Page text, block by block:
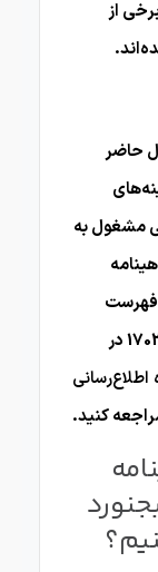
از
گواهینامه 17025 شده‌اند.
حاضر
مشغول به
فهرست
کامل آزمایشگاه‌های دارای گواهی ایزو 17025 در
اطلاع‌رسانی
کنید.
17025 در بجنورد